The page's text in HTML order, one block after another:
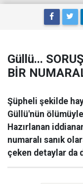
Güllü...
BİR
Şüpheli şekilde
Güllü'nün
Hazırlanan
numaralı sanık
çeken detaylar da